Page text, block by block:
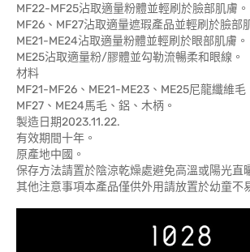
MF22-MF25沾取適量粉體並輕刷於臉部肌膚。
MF26、MF27沾取適量遮瑕產品並輕刷於臉部
ME21-ME24沾取適量粉體並輕刷於眼部肌膚。
ME25沾取適量粉/膠體並勾勒流暢柔和眼線。
材料
MF21-MF26、ME21-ME23、ME25尼龍纖維毛
MF27、ME24馬毛、鋁、木柄。
製造日期2023.11.22.
有效期間十年。
原產地中國。
保存方法請置於陰涼乾燥處避免高溫或陽光直
其他注意事項本產品僅供外用請放置於幼童不